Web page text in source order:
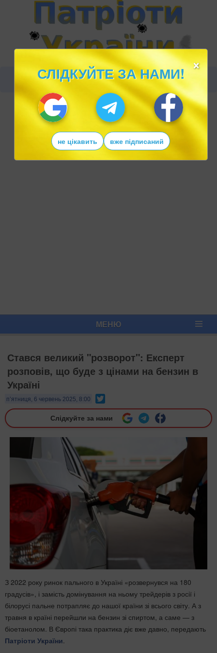
МЕНЮ
Стався великий "розворот": Експерт
розповів, що буде з цінами на бензин в
Україні
п’ятниця, 6 червень 2025, 8:00
Слідкуйте за нами
З 2022 року ринок пального в Україні «розвернувся на 180
градусів», і замість домінування на ньому трейдерів з росії і
білорусі пальне потрапляє до нашої країни зі всього світу. А з
травня в країні перейшли на бензин зі спиртом, а саме — з
біоетанолом. В Європі така практика діє вже давно, передають
Патріоти України.
×
СЛІДКУЙТЕ ЗА НАМИ!
не цікавить вже підписаний